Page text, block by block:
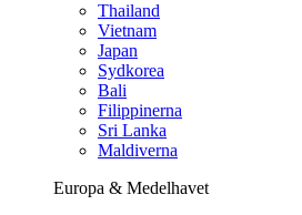
Thailand
Vietnam
Japan
Sydkorea
Bali
Filippinerna
Sri Lanka
Maldiverna
Europa & Medelhavet